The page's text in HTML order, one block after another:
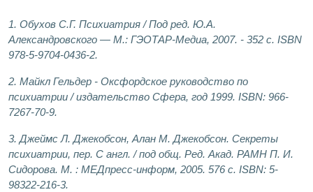
1. Обухов С.Г. Психиатрия / Под ред. Ю.А.
Александровского — М.: ГЭОТАР-Медиа, 2007. - 352 с. ISBN
978-5-9704-0436-2.
2. Майкл Гельдер - Оксфордское руководство по
психиатрии / издательство Сфера, год 1999. ISBN: 966-
7267-70-9.
3. Джеймс Л. Джекобсон, Алан M. Джекобсон. Секреты
психиатрии, пер. С англ. / под общ. Ред. Акад. РАМН П. И.
Сидорова. М. : МЕДпресс-информ, 2005. 576 с. ISBN: 5-
98322-216-3.